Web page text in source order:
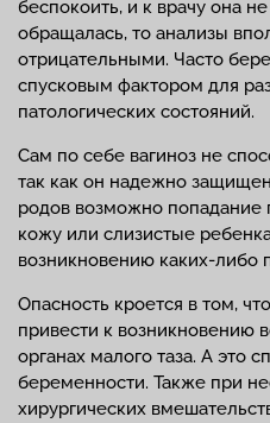
беспокоить, и к врачу она
обращалась, то анализы
отрицательными. Часто
спусковым фактором для
патологических состояний.
Сам по себе вагиноз не
так как он надежно
родов возможно попадание
кожу или слизистые
возникновению каких-либо
Опасность кроется в том,
привести к возникновению
органах малого таза. А это
беременности. Также при
хирургических